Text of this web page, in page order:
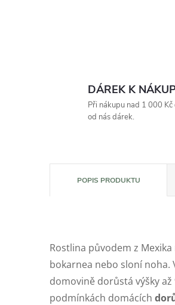
DÁREK K
Při nákupu nad 1 000
od nás dárek.
POPIS PRODUKTU
Rostlina původem z
bokarnea nebo sloní noha.
domovině dorůstá výšky až
podmínkách domácích